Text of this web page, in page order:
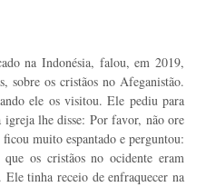
na Indonésia, falou, em 2019,
sobre os cristãos no Afeganistão.
ele os visitou. Ele pediu para
lhe disse: Por favor, não ore
muito espantado e perguntou:
os cristãos no ocidente eram
tinha receio de enfraquecer na